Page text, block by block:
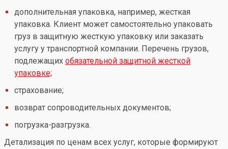
дополнительная упаковка, например, жесткая
упаковка. Клиент может самостоятельно упаковать
груз в защитную жесткую упаковку или заказать
услугу у транспортной компании. Перечень грузов,
подлежащих обязательной защитной жесткой
упаковке;
страхование;
возврат сопроводительных документов;
погрузка-разгрузка.
Детализация по ценам всех услуг, которые формируют